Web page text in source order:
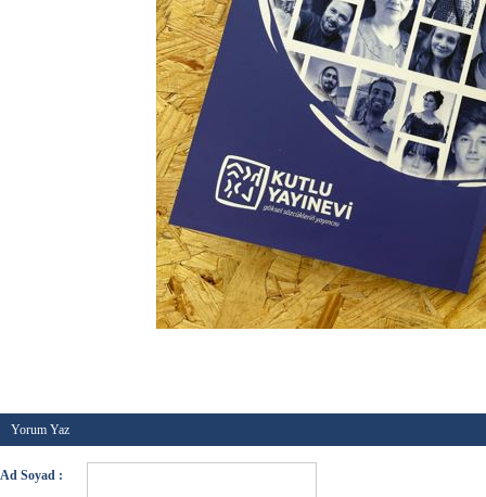
Yorum Yaz
Ad Soyad :